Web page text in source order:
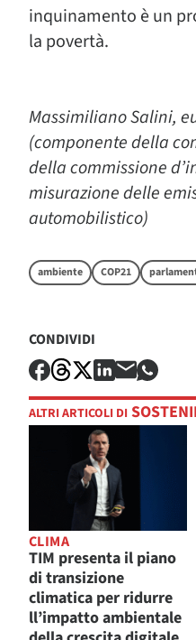
inquinamento è un
la povertà.
Massimiliano Salini,
(componente della
della commissione
misurazione delle
automobilistico)
ambiente COP21
CONDIVIDI
ALTRI ARTICOLI DI
CLIMA
TIM presenta il piano
di transizione
climatica per ridurre
ll’impatto ambientale